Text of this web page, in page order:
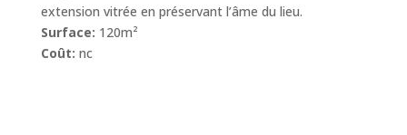
extension vitrée en préservant l’âme du lieu.
Surface: 120m²
Coût: nc